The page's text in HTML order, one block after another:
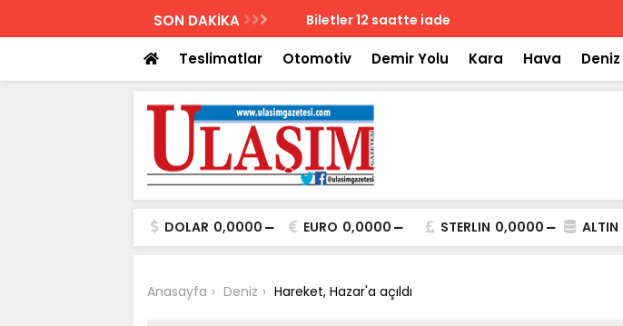
SON DAKİKA Biletler 12 saatte iade
Teslimatlar Otomotiv Demir Yolu Kara Hava Deniz
DOLAR 0,0000 EURO 0,0000 STERLIN 0,0000 ALTIN
Anasayfa Deniz Hareket, Hazar'a açıldı